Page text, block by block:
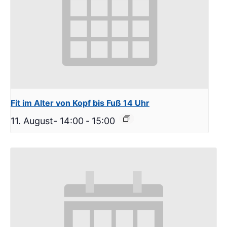
Fit im Alter von Kopf bis Fuß 14 Uhr
11. August- 14:00 - 15:00